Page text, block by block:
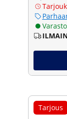
Tarjous